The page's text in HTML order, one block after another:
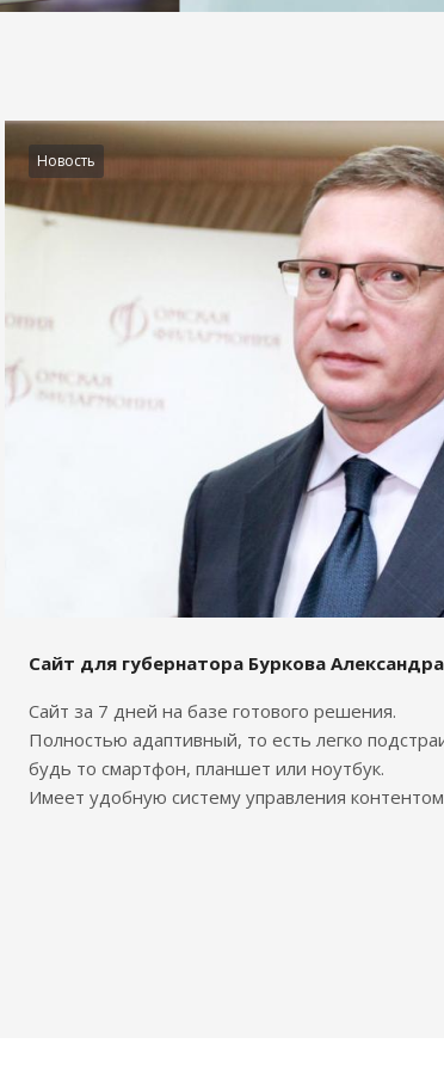
Новость
Сайт для губернатора Буркова
Сайт за 7 дней на базе готового решения.
Полностью адаптивный, то есть легко
будь то смартфон, планшет или ноутбук.
Имеет удобную систему управления